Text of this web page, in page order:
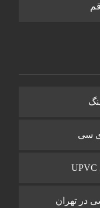
سی
در تهران